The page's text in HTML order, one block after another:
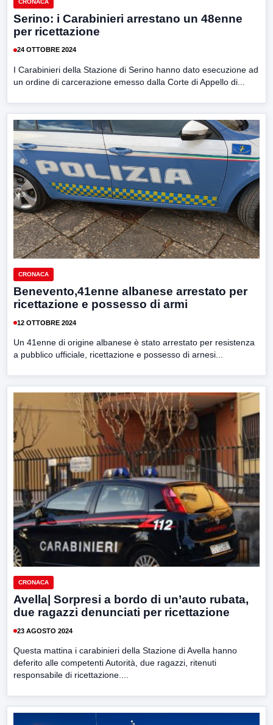
CRONACA
Serino: i Carabinieri arrestano un 48enne
per ricettazione
24 OTTOBRE 2024
I Carabinieri della Stazione di Serino hanno dato esecuzione ad
un ordine di carcerazione emesso dalla Corte di Appello di...
CRONACA
Benevento,41enne albanese arrestato per
ricettazione e possesso di armi
12 OTTOBRE 2024
Un 41enne di origine albanese è stato arrestato per resistenza
a pubblico ufficiale, ricettazione e possesso di arnesi...
CRONACA
Avella| Sorpresi a bordo di un’auto rubata,
due ragazzi denunciati per ricettazione
23 AGOSTO 2024
Questa mattina i carabinieri della Stazione di Avella hanno
deferito alle competenti Autorità, due ragazzi, ritenuti
responsabile di ricettazione....